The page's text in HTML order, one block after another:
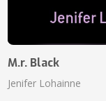
M.r. Black
Jenifer Lohainne